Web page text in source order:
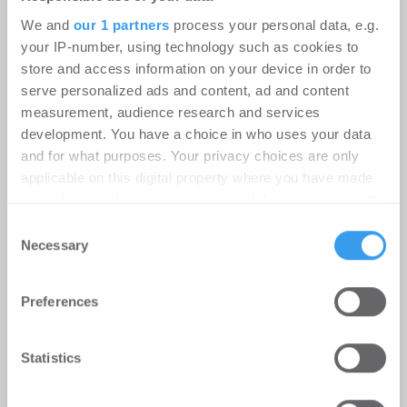
We and our 1 partners process your personal data, e.g.
your IP-number, using technology such as cookies to
store and access information on your device in order to
serve personalized ads and content, ad and content
measurement, audience research and services
development. You have a choice in who uses your data
and for what purposes. Your privacy choices are only
applicable on this digital property where you have made
the Privacy trigger icon.
Find out more about how your personal data is processed
and set your preferences in the
We use cookies to personalise content and ads, to
provide social media features and to analyse our traffic.
Selection
Necessary
Preferences
Statistics
Ingeborg-Warschke-Nachwuchspreis
2026 – Bewerbung bis 2. August
möglich – Bundesbauministerin
Verena Hubertz abermals
Schirmherrin
registriert, erstellen Sie sich jetzt Ihren